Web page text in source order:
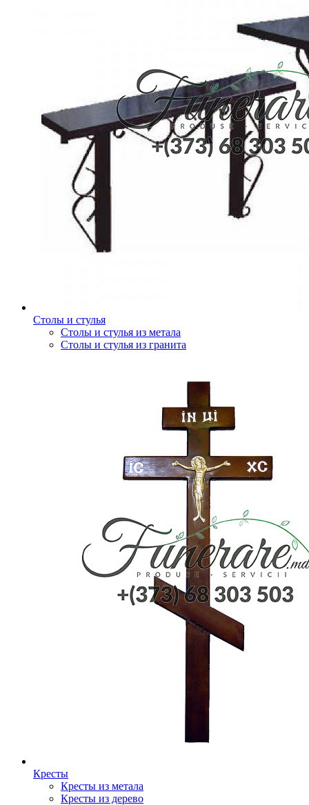
Столы и стулья
Столы и стулья из метала
Столы и стулья из гранита
Кресты
Кресты из метала
Кресты из дерево